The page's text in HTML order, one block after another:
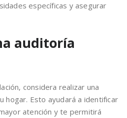
específicas y asegurar
auditoría
considera realizar una
hogar. Esto ayudará a identificar
atención y te permitirá